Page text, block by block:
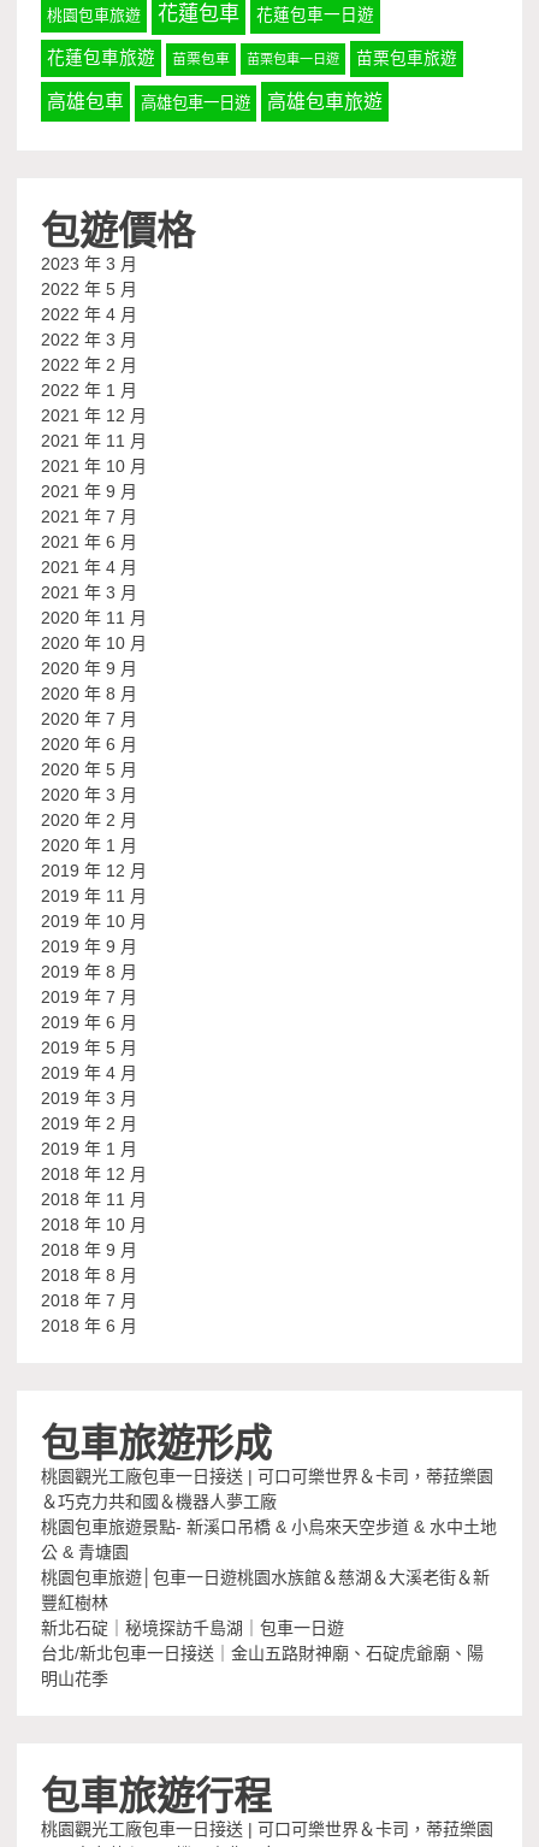
桃園包車旅遊 花蓮包車 花蓮包車一日遊
花蓮包車旅遊 苗栗包車 苗栗包車一日遊 苗栗包車旅遊
高雄包車 高雄包車一日遊 高雄包車旅遊
包遊價格
2023 年 3 月
2022 年 5 月
2022 年 4 月
2022 年 3 月
2022 年 2 月
2022 年 1 月
2021 年 12 月
2021 年 11 月
2021 年 10 月
2021 年 9 月
2021 年 7 月
2021 年 6 月
2021 年 4 月
2021 年 3 月
2020 年 11 月
2020 年 10 月
2020 年 9 月
2020 年 8 月
2020 年 7 月
2020 年 6 月
2020 年 5 月
2020 年 3 月
2020 年 2 月
2020 年 1 月
2019 年 12 月
2019 年 11 月
2019 年 10 月
2019 年 9 月
2019 年 8 月
2019 年 7 月
2019 年 6 月
2019 年 5 月
2019 年 4 月
2019 年 3 月
2019 年 2 月
2019 年 1 月
2018 年 12 月
2018 年 11 月
2018 年 10 月
2018 年 9 月
2018 年 8 月
2018 年 7 月
2018 年 6 月
包車旅遊形成
桃園觀光工廠包車一日接送 | 可口可樂世界＆卡司，蒂菈樂園
＆巧克力共和國＆機器人夢工廠
桃園包車旅遊景點- 新溪口吊橋 & 小烏來天空步道 & 水中土地
公 & 青塘園
桃園包車旅遊│包車一日遊桃園水族館＆慈湖＆大溪老街＆新
豐紅樹林
新北石碇｜秘境探訪千島湖｜包車一日遊
台北/新北包車一日接送｜金山五路財神廟、石碇虎爺廟、陽
明山花季
包車旅遊行程
桃園觀光工廠包車一日接送 | 可口可樂世界＆卡司，蒂菈樂園